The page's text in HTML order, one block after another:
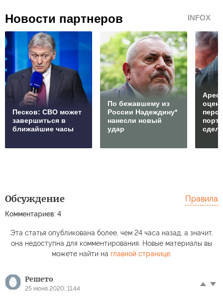
Новости партнеров INFOX
Песков: СВО может
завершиться в
ближайшие часы
По бежавшему из
России Надеждину*
нанесли новый
удар
Обсуждение
Комментариев: 4
Правила
Эта статья опубликована более, чем 24 часа назад, а значит,
она недоступна для комментирования. Новые материалы вы
можете найти на главной странице.
Решето
25 июня 2020, 11:44